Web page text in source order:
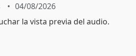
04/08/2026